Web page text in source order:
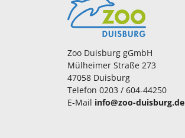
Zoo Duisburg gGmbH
Mülheimer Straße 273
47058 Duisburg
Telefon 0203 / 604-44250
E-Mail info@zoo-duisburg.de